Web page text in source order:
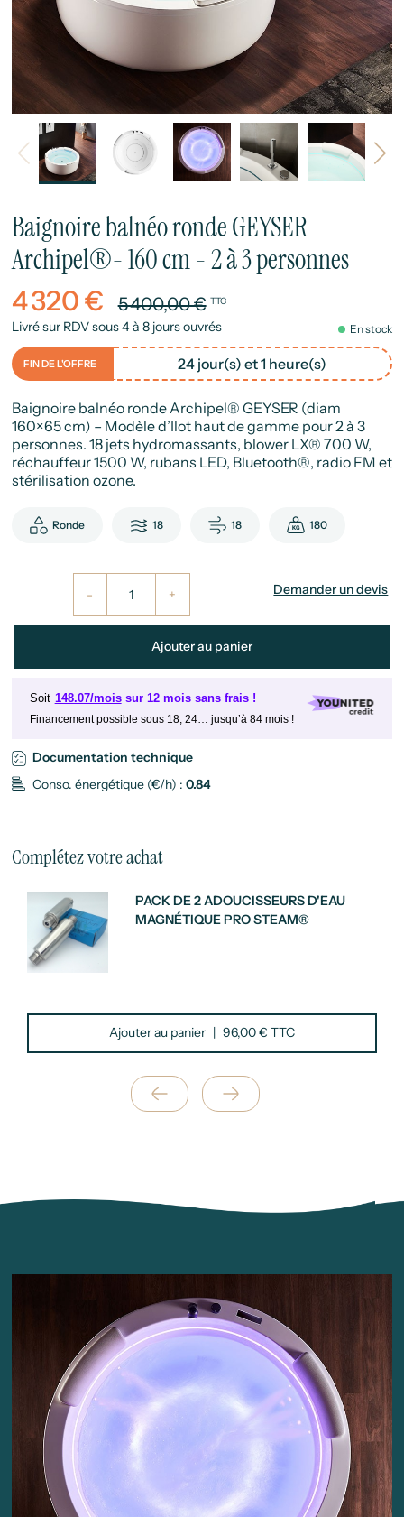
Précédent
Baignoire balnéo ronde GEYSER
Archipel®- 160 cm - 2 à 3 personnes
4 320 € 5 400,00 € TTC
Livré sur RDV sous 4 à 8 jours ouvrés En stock
FIN DE L'OFFRE 24 jour(s) et 1 heure(s)
Baignoire balnéo ronde Archipel® GEYSER (diam
160×65 cm) – Modèle d’Ilot haut de gamme pour 2 à 3
personnes. 18 jets hydromassants, blower LX® 700 W,
réchauffeur 1500 W, rubans LED, Bluetooth®, radio FM et
stérilisation ozone.
Ronde 18 18 180
- + Demander un devis
Ajouter au panier
Soit 148.07/mois sur 12 mois sans frais !
Financement possible sous 18, 24… jusqu’à 84 mois !
Documentation technique
Conso. énergétique (€/h) : 0.84
Complétez votre achat
PACK DE 2 ADOUCISSEURS D'EAU
MAGNÉTIQUE PRO STEAM®
Ajouter au panier 96,00 € TTC
Précédent
Suivant